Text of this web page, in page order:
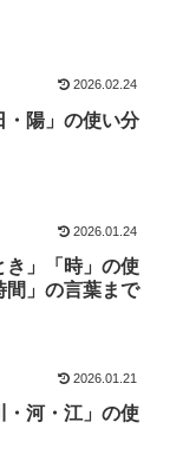
2026.02.24
・陽」の使い分
2026.01.24
き」「時」の使
間」の言葉まで
2026.01.21
・河・江」の使